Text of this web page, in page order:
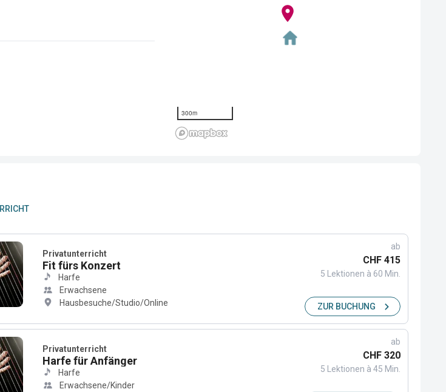
300m
Privatunterricht
Fit fürs Konzert
Harfe
Erwachsene
Hausbesuche/Studio/Online
ab
CHF 415
5 Lektionen à 60 Min.
ZUR BUCHUNG
Privatunterricht
Harfe für Anfänger
Harfe
Erwachsene/Kinder
ab
CHF 320
5 Lektionen à 45 Min.